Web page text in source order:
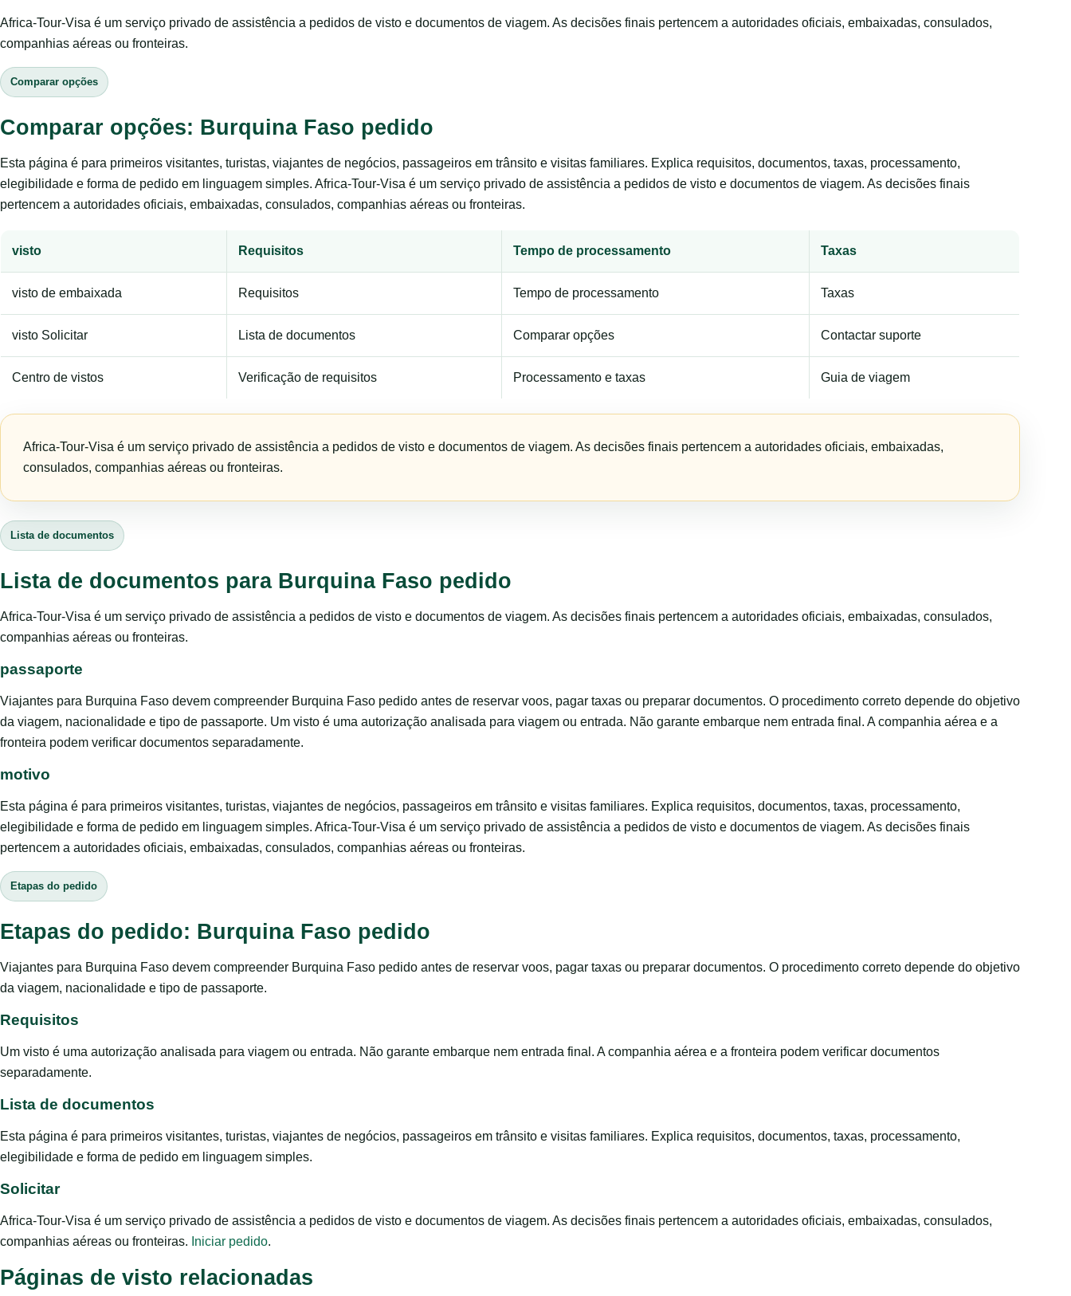
Africa-Tour-Visa é um serviço privado de assistência a pedidos de visto e documentos de viagem. As decisões finais pertencem a autoridades oficiais, embaixadas, consulados,
companhias aéreas ou fronteiras.
Comparar opções
Comparar opções: Burquina Faso pedido
Esta página é para primeiros visitantes, turistas, viajantes de negócios, passageiros em trânsito e visitas familiares. Explica requisitos, documentos, taxas, processamento,
elegibilidade e forma de pedido em linguagem simples. Africa-Tour-Visa é um serviço privado de assistência a pedidos de visto e documentos de viagem. As decisões finais
pertencem a autoridades oficiais, embaixadas, consulados, companhias aéreas ou fronteiras.
visto Requisitos Tempo de processamento Taxas
visto de embaixada Requisitos Tempo de processamento Taxas
visto Solicitar Lista de documentos Comparar opções Contactar suporte
Centro de vistos Verificação de requisitos Processamento e taxas Guia de viagem
Africa-Tour-Visa é um serviço privado de assistência a pedidos de visto e documentos de viagem. As decisões finais pertencem a autoridades oficiais, embaixadas,
consulados, companhias aéreas ou fronteiras.
Lista de documentos
Lista de documentos para Burquina Faso pedido
Africa-Tour-Visa é um serviço privado de assistência a pedidos de visto e documentos de viagem. As decisões finais pertencem a autoridades oficiais, embaixadas, consulados,
companhias aéreas ou fronteiras.
passaporte
Viajantes para Burquina Faso devem compreender Burquina Faso pedido antes de reservar voos, pagar taxas ou preparar documentos. O procedimento correto depende do objetivo
da viagem, nacionalidade e tipo de passaporte. Um visto é uma autorização analisada para viagem ou entrada. Não garante embarque nem entrada final. A companhia aérea e a
fronteira podem verificar documentos separadamente.
motivo
Esta página é para primeiros visitantes, turistas, viajantes de negócios, passageiros em trânsito e visitas familiares. Explica requisitos, documentos, taxas, processamento,
elegibilidade e forma de pedido em linguagem simples. Africa-Tour-Visa é um serviço privado de assistência a pedidos de visto e documentos de viagem. As decisões finais
pertencem a autoridades oficiais, embaixadas, consulados, companhias aéreas ou fronteiras.
Etapas do pedido
Etapas do pedido: Burquina Faso pedido
Viajantes para Burquina Faso devem compreender Burquina Faso pedido antes de reservar voos, pagar taxas ou preparar documentos. O procedimento correto depende do objetivo
da viagem, nacionalidade e tipo de passaporte.
Requisitos
Um visto é uma autorização analisada para viagem ou entrada. Não garante embarque nem entrada final. A companhia aérea e a fronteira podem verificar documentos
separadamente.
Lista de documentos
Esta página é para primeiros visitantes, turistas, viajantes de negócios, passageiros em trânsito e visitas familiares. Explica requisitos, documentos, taxas, processamento,
elegibilidade e forma de pedido em linguagem simples.
Solicitar
Africa-Tour-Visa é um serviço privado de assistência a pedidos de visto e documentos de viagem. As decisões finais pertencem a autoridades oficiais, embaixadas, consulados,
companhias aéreas ou fronteiras. Iniciar pedido.
Páginas de visto relacionadas